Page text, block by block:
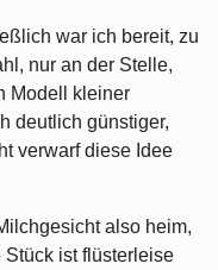
war ich bereit, zu
nur an der Stelle,
Modell kleiner
deutlich günstiger,
verwarf diese Idee
also heim,
Stück ist flüsterleise